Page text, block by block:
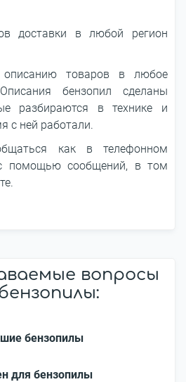
доставки в любой регион
описанию товаров в любое
бензопил сделаны
разбираются в технике и
с ней работали.
как в телефонном
помощью сообщений, в том
вопросы
бензопилы
для бензопилы